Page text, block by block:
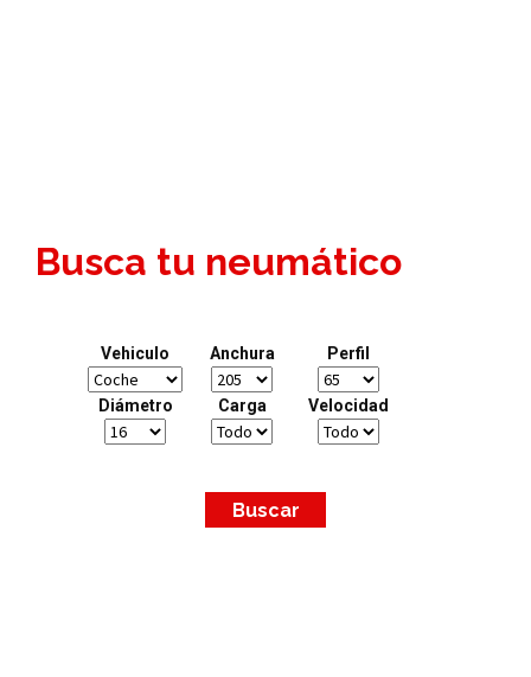
Busca tu neumático
Vehiculo Anchura Perfil
Diámetro Carga Velocidad
Buscar